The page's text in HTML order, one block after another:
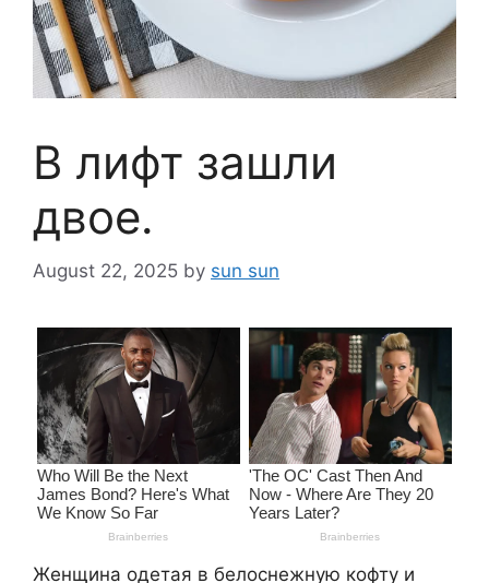
В лифт зашли
двое.
August 22, 2025 by sun sun
Женщина одетая в белоснежную кофту и